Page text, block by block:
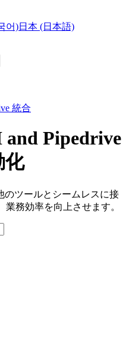
어)日本 (日本語)
統合
and Pipedrive
化
のツールとシームレスに接
務効率を向上させます。